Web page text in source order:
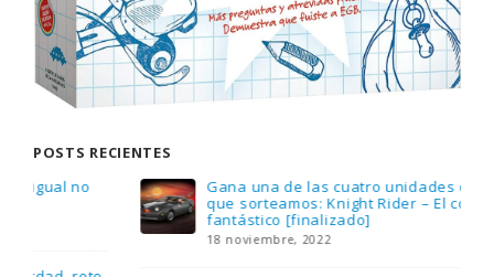
POSTS RECIENTES
Gana una de las cuatro unidades de PLAYMOBIL
que sorteamos: Knight Rider – El coche
fantástico [finalizado]
18 noviembre, 2022